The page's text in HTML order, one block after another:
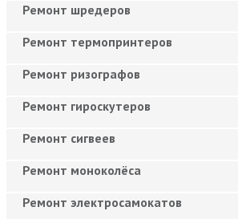
Ремонт шредеров
Ремонт термопринтеров
Ремонт ризографов
Ремонт гироскутеров
Ремонт сигвеев
Ремонт моноколёса
Ремонт электросамокатов